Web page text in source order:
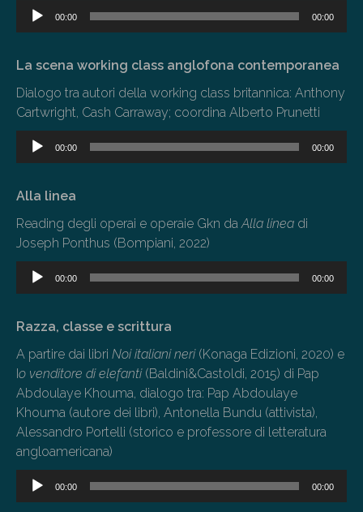
Audio
00:00 00:00
La scena working class anglofona contemporanea
Dialogo tra autori della working class britannica: Anthony
Cartwright, Cash Carraway; coordina Alberto Prunetti
Audio
00:00 00:00
Alla linea
Reading degli operai e operaie Gkn daAlla linea di
Joseph Ponthus (Bompiani, 2022)
Audio
00:00 00:00
Razza, classe e scrittura
A partire dai libri Noi italiani neri (Konaga Edizioni, 2020) e
Io venditore di elefanti(Baldini&Castoldi, 2015) di Pap
Abdoulaye Khouma, dialogo tra: Pap Abdoulaye
Khouma (autore dei libri), Antonella Bundu (attivista),
Alessandro Portelli (storico e professore di letteratura
angloamericana)
Audio
00:00 00:00